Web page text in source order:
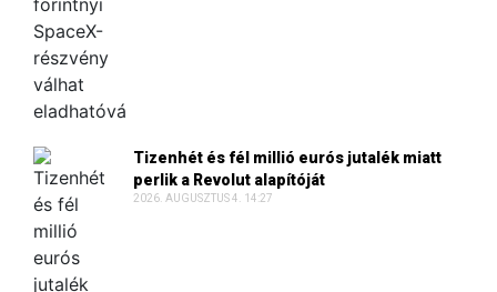
Tizenhét és fél millió eurós jutalék miatt
perlik a Revolut alapítóját
2026. AUGUSZTUS 4. 14:27